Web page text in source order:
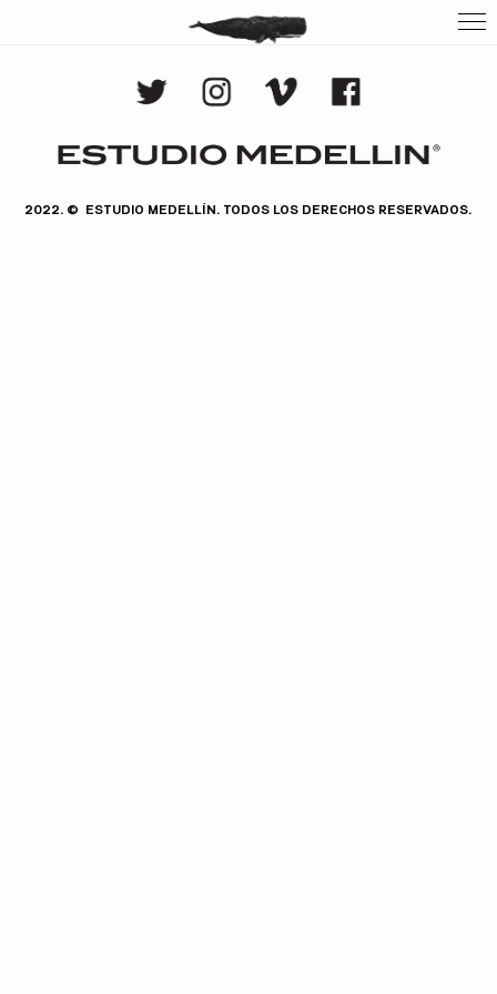
2022. © ESTUDIO MEDELLÍN. TODOS LOS DERECHOS RESERVADOS.